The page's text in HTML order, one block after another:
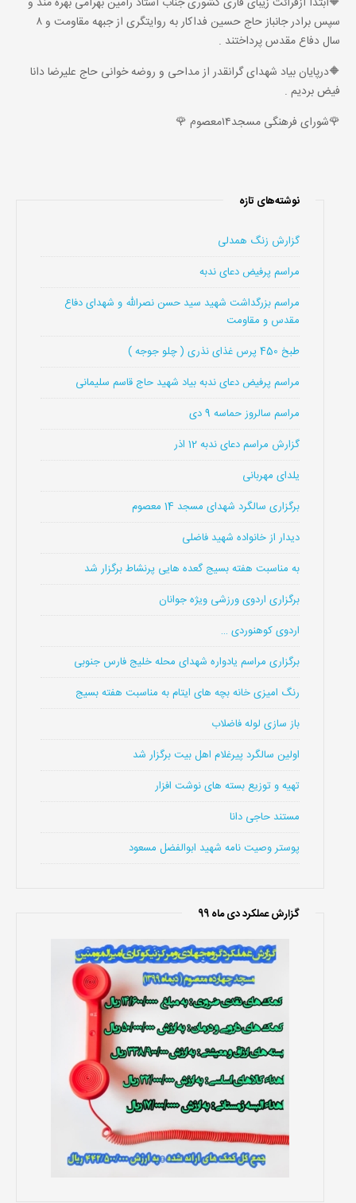
سپس برادر جانباز حاج حسین فداکار به روایتگری از جبهه مقاومت و ۸
سال دفاع مقدس پرداختند .
🔶درپایان بیاد شهدای گرانقدر از مداحی و روضه خوانی حاج علیرضا دانا
فیض بردیم .
🌹شورای فرهنگی مسجد۱۴معصوم 🌹
نوشته‌های تازه
گزارش زنگ همدلی
مراسم پرفیض دعای ندبه
مراسم بزرگداشت شهید سید حسن نصرالله و شهدای دفاع
مقدس و مقاومت
طبخ 450 پرس غذای نذری ( چلو جوجه )
مراسم پرفیض دعای ندبه بیاد شهید حاج قاسم سلیمانی
مراسم سالروز حماسه 9 دی
گزارش مراسم دعای ندبه 12 اذر
یلدای مهربانی
برگزاری سالگرد شهدای مسجد 14 معصوم
دیدار از خانواده شهید فاضلی
به مناسبت هفته بسیج گعده هایی پرنشاط برگزار شد
برگزاری اردوی ورزشی ویژه جوانان
اردوی کوهنوردی …
برگزاری مراسم یادواره شهدای محله خلیج فارس جنوبی
رنگ امیزی خانه بچه های ایتام به مناسبت هفته بسیج
باز سازی لوله فاضلاب
اولین سالگرد پیرغلام اهل بیت برگزار شد
تهیه و توزیع بسته های نوشت افزار
مستند حاجی دانا
پوستر وصیت نامه شهید ابوالفضل مسعود
گزارش عملکرد دی ماه 99